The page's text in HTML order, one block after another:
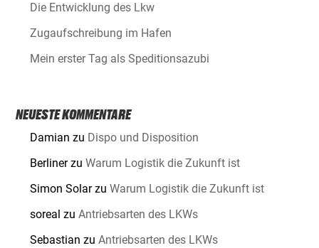
Die Entwicklung des Lkw
Zugaufschreibung im Hafen
Mein erster Tag als Speditionsazubi
NEUESTE KOMMENTARE
Damian zu Dispo und Disposition
BerlinerzuWarum Logistik die Zukunft ist
Simon SolarzuWarum Logistik die Zukunft ist
soreal zuAntriebsarten des LKWs
Sebastian zuAntriebsarten des LKWs